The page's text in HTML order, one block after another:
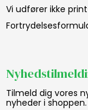
Vi udfører ikke
Tilmeld dig vores
nyheder i